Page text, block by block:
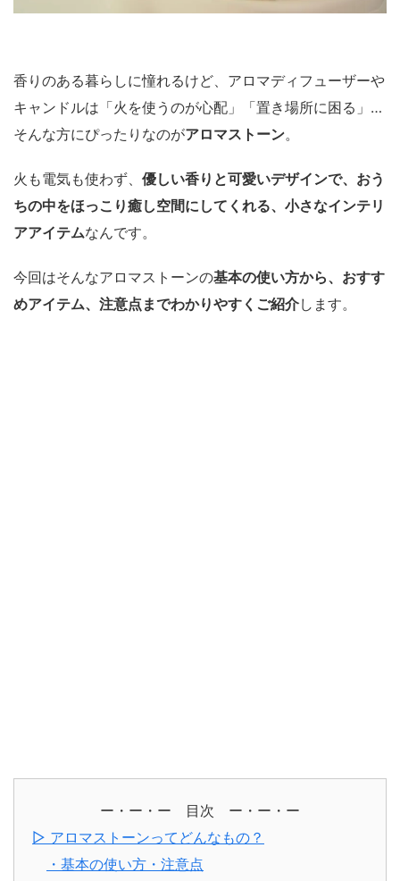
香りのある暮らしに憧れるけど、アロマディフューザーや
キャンドルは「火を使うのが心配」「置き場所に困る」…
そんな方にぴったりなのがアロマストーン。
火も電気も使わず、 優しい香りと可愛いデザインで、おう
ちの中をほっこり癒し空間にしてくれる、小さなインテリ
アアイテムなんです。
今回はそんなアロマストーンの基本の使い方から、おすす
めアイテム、注意点までわかりやすくご紹介します。
ー・ー・ー 目次 ー・ー・ー
▷ アロマストーンってどんなもの？
・基本の使い方・注意点